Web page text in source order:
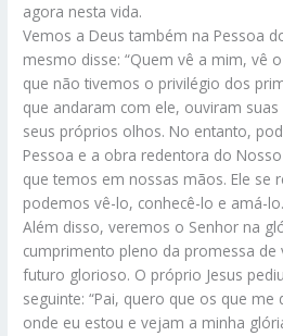
agora nesta vida.
Vemos a Deus também na Pessoa
mesmo disse: “Quem vê a mim, vê o
que não tivemos o privilégio dos
que andaram com ele, ouviram
seus próprios olhos. No entanto,
Pessoa e a obra redentora do
que temos em nossas mãos. Ele se
podemos vê-lo, conhecê-lo e amá-lo.
Além disso, veremos o Senhor na
cumprimento pleno da promessa de
futuro glorioso. O próprio Jesus
seguinte: “Pai, quero que os que
onde eu estou e vejam a minha